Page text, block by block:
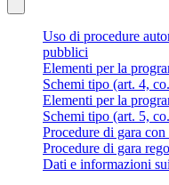
Uso di procedure
pubblici
Elementi per la
Schemi tipo (art. 4,
Elementi per la
Schemi tipo (art. 5,
Procedure di gara
Procedure di gara
Dati e informazioni